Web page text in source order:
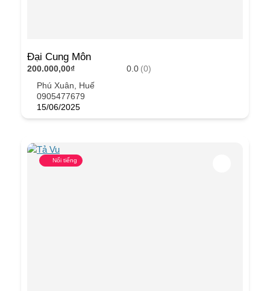
Đại Cung Môn
200.000,00₫ 0.0 (0)
Phú Xuân, Huế
0905477679
15/06/2025
Nổi tiếng